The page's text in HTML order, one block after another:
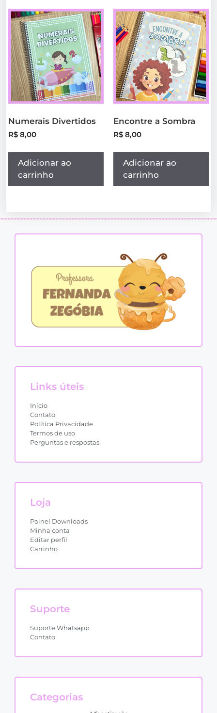
Numerais Divertidos
R$ 8,00
Adicionar ao
carrinho
Encontre a Sombra
R$ 8,00
Adicionar ao
carrinho
Links úteis
Início
Contato
Política Privacidade
Termos de uso
Perguntas e respostas
Loja
Painel Downloads
Minha conta
Editar perfil
Carrinho
Suporte
Suporte Whatsapp
Contato
Categorias